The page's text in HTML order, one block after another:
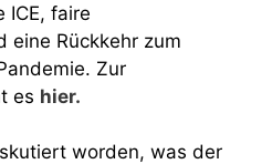
ICE, faire
eine Rückkehr zum
Zur
es hier.
worden, was der